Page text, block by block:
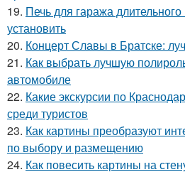
19. Печь для гаража
установить
20. Концерт Славы в Братске:
21. Как выбрать лучшую
автомобиле
22. Какие экскурсии по
среди туристов
23. Как картины преобразуют
по выбору и размещению
24. Как повесить картины на